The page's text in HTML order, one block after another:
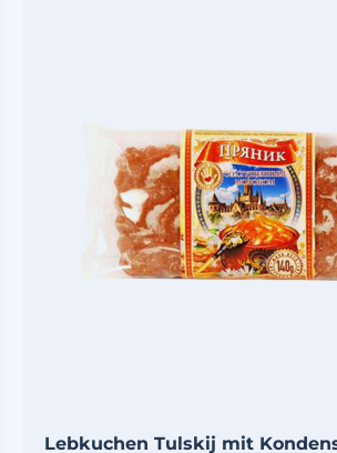
Lebkuchen Tulskij mit